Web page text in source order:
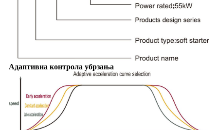
Адаптивна контрола убрзања